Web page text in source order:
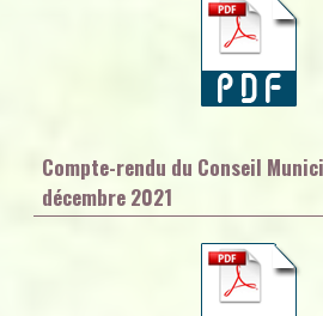
Compte-rendu du Conseil
décembre 2021